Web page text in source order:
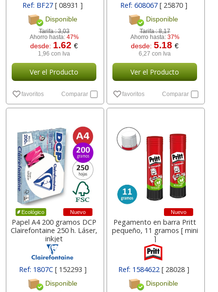
Ref: BF27[ 08931 ]
Disponible
Tarifa :3,03
Ahorro hasta: 47%
desde: 1.62€
1,96 con Iva
Ver el Producto
favoritos Comparar
Ref: 608067 [ 25870 ]
Disponible
Tarifa :8,17
Ahorro hasta: 37%
desde:5.18€
6,27 con Iva
Ver el Producto
favoritos Comparar
Ecológico Nuevo
Papel A4 200 gramos DCP
Clairefontaine 250 h. Láser,
inkjet
Ref: 1807C [ 152293 ]
Disponible
Nuevo
Pegamento en barra Pritt
pequeño, 11 gramos [ mini
]
Ref: 1584622 [ 28028 ]
Disponible